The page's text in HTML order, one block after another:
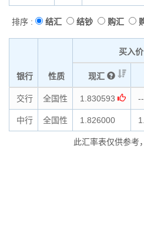
排序 : 结汇 结钞 购汇
银行 性质
买入价
现汇
交行 全国性 1.830593 --
中行 全国性 1.826000
此汇率表仅供参考